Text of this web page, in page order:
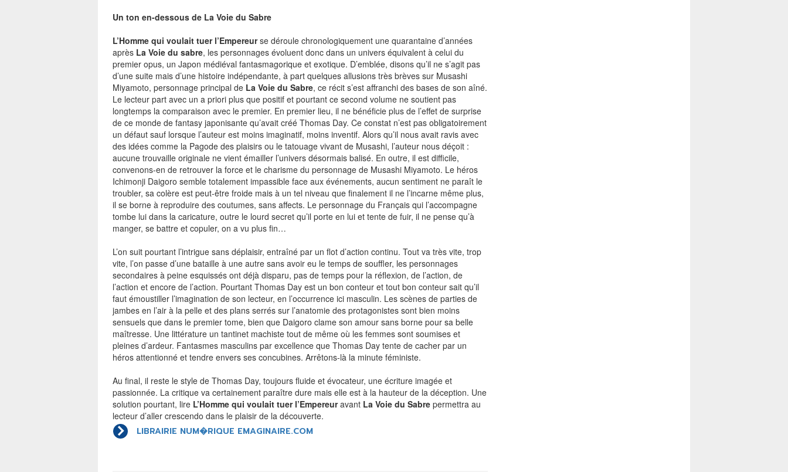
Un ton en-dessous de La Voie du Sabre
L’Homme qui voulait tuer l’Empereurse déroule chronologiquement une quarantaine d’années
après La Voie du sabre, les personnages évoluent donc dans un univers équivalent à celui du
premier opus, un Japon médiéval fantasmagorique et exotique. D’emblée, disons qu’il ne s’agit pas
d’une suite mais d’une histoire indépendante, à part quelques allusions très brèves sur Musashi
Miyamoto, personnage principal de La Voie du Sabre, ce récit s’est affranchi des bases de son aîné.
Le lecteur part avec un a priori plus que positif et pourtant ce second volume ne soutient pas
longtemps la comparaison avec le premier. En premier lieu, il ne bénéficie plus de l’effet de surprise
de ce monde de fantasy japonisante qu’avait créé Thomas Day. Ce constat n’est pas obligatoirement
un défaut sauf lorsque l’auteur est moins imaginatif, moins inventif. Alors qu’il nous avait ravis avec
des idées comme la Pagode des plaisirs ou le tatouage vivant de Musashi, l’auteur nous déçoit :
aucune trouvaille originale ne vient émailler l’univers désormais balisé. En outre, il est difficile,
convenons-en de retrouver la force et le charisme du personnage de Musashi Miyamoto. Le héros
Ichimonji Daigoro semble totalement impassible face aux événements, aucun sentiment ne paraît le
troubler, sa colère est peut-être froide mais à un tel niveau que finalement il ne l’incarne même plus,
il se borne à reproduire des coutumes, sans affects. Le personnage du Français qui l’accompagne
tombe lui dans la caricature, outre le lourd secret qu’il porte en lui et tente de fuir, il ne pense qu’à
manger, se battre et copuler, on a vu plus fin…
L’on suit pourtant l’intrigue sans déplaisir, entraîné par un flot d’action continu. Tout va très vite, trop
vite, l’on passe d’une bataille à une autre sans avoir eu le temps de souffler, les personnages
secondaires à peine esquissés ont déjà disparu, pas de temps pour la réflexion, de l’action, de
l’action et encore de l’action. Pourtant Thomas Day est un bon conteur et tout bon conteur sait qu’il
faut émoustiller l’imagination de son lecteur, en l’occurrence ici masculin. Les scènes de parties de
jambes en l’air à la pelle et des plans serrés sur l’anatomie des protagonistes sont bien moins
sensuels que dans le premier tome, bien que Daigoro clame son amour sans borne pour sa belle
maîtresse. Une littérature un tantinet machiste tout de même où les femmes sont soumises et
pleines d’ardeur. Fantasmes masculins par excellence que Thomas Day tente de cacher par un
héros attentionné et tendre envers ses concubines. Arrêtons-là la minute féministe.
Au final, il reste le style de Thomas Day, toujours fluide et évocateur, une écriture imagée et
passionnée. La critique va certainement paraître dure mais elle est à la hauteur de la déception. Une
solution pourtant, lire L’Homme qui voulait tuer l’Empereuravant La Voie du Sabre permettra au
lecteur d’aller crescendo dans le plaisir de la découverte.
LIBRAIRIE NUM�RIQUE EMAGINAIRE.COM